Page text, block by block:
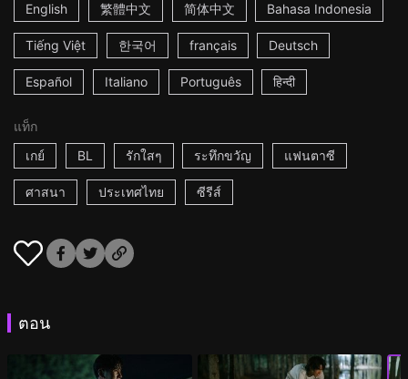
English
繁體中文 简体中文 Bahasa Indonesia
Tiếng Việt 한국어 français Deutsch
Español Italiano Português हिन्दी
แท็ก
เกย์
BL รักใสๆ ระทึกขวัญ แฟนตาซี
ศาสนา ประเทศไทย ซีรีส์
ตอน